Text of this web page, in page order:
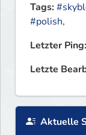
Tags:
#polish,
Letzter Ping:
Letzte
Aktuelle